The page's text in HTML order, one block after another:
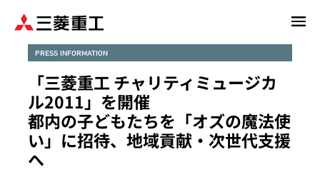
PRESS INFORMATION
「三菱重工 チャリティミュージカ
ル2011」を開催
都内の子どもたちを「オズの魔法使
い」に招待、地域貢献・次世代支援
へ